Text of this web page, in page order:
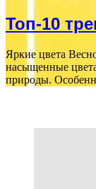
Топ-10
Яркие цвета
насыщенные
природы.